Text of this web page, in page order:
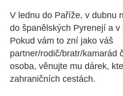
V lednu do Paříže, v dubnu
do španělských Pyrenejí a
Pokud vám to zní jako váš
partner/rodič/bratr/kamarád
osoba, věnujte mu dárek,
zahraničních cestách.